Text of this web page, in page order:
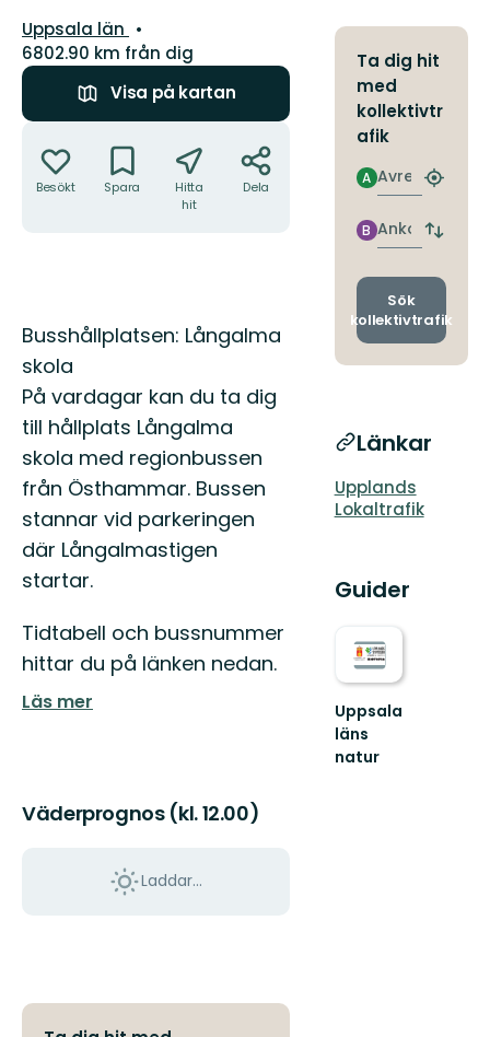
Län:
Uppsala län
6802.90 km från dig
Visa på kartan
Besökt Spara
Hitta
hit
Dela
Beskrivning
Busshållplatsen: Långalma
skola
På vardagar kan du ta dig
till hållplats Långalma
skola med regionbussen
från Östhammar. Bussen
stannar vid parkeringen
där Långalmastigen
startar.
Tidtabell och bussnummer
hittar du på länken nedan.
Läs mer
Väderprognos (kl. 12.00)
Laddar...
Ta dig hit
med
kollektivtr
afik
Avresa
A
Hitta
Ankomst
B
Byt
och
Sök
kollektivtrafik
Länkar
Upplands
Lokaltrafik
Guider
Uppsala
läns
natur